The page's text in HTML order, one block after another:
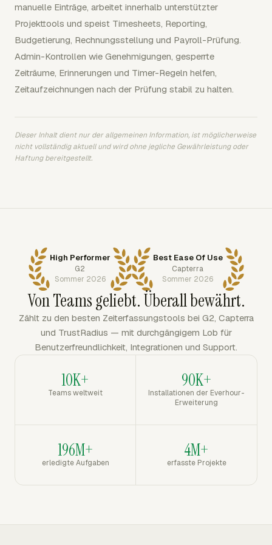
manuelle Einträge, arbeitet innerhalb unterstützter
Projekttools und speist Timesheets, Reporting,
Budgetierung, Rechnungsstellung und Payroll-Prüfung.
Admin-Kontrollen wie Genehmigungen, gesperrte
Zeiträume, Erinnerungen und Timer-Regeln helfen,
Zeitaufzeichnungen nach der Prüfung stabil zu halten.
Dieser Inhalt dient nur der allgemeinen Information, ist möglicherweise
nicht vollständig aktuell und wird ohne jegliche Gewährleistung oder
Haftung bereitgestellt.
High Performer
G2
Sommer 2026
Best Ease Of Use
Capterra
Sommer 2026
Von Teams geliebt. Überall bewährt.
Zählt zu den besten Zeiterfassungstools bei G2, Capterra
und TrustRadius — mit durchgängigem Lob für
Benutzerfreundlichkeit, Integrationen und Support.
10K+
Teams weltweit
90K+
Installationen der Everhour-
Erweiterung
196M+
erledigte Aufgaben
4M+
erfasste Projekte